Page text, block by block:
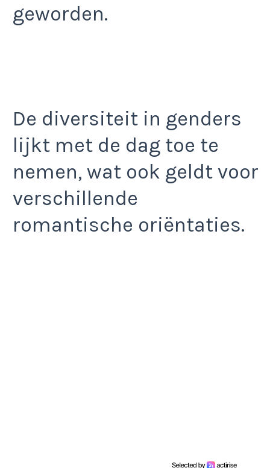
geworden.
De diversiteit in genders
lijkt met de dag toe te
nemen, wat ook geldt voor
verschillende
romantische oriëntaties.